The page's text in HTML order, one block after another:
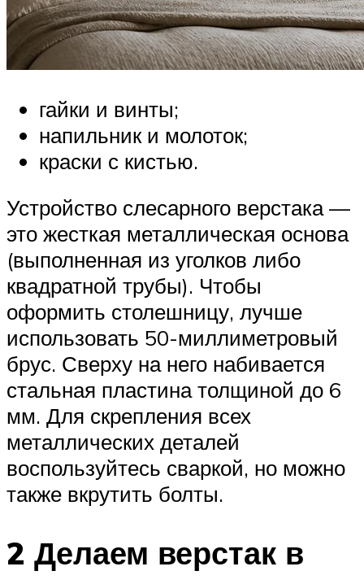
гайки и винты;
напильник и молоток;
краски с кистью.
Устройство слесарного верстака —
это жесткая металлическая основа
(выполненная из уголков либо
квадратной трубы). Чтобы
оформить столешницу, лучше
использовать 50-миллиметровый
брус. Сверху на него набивается
стальная пластина толщиной до 6
мм. Для скрепления всех
металлических деталей
воспользуйтесь сваркой, но можно
также вкрутить болты.
2 Делаем верстак в